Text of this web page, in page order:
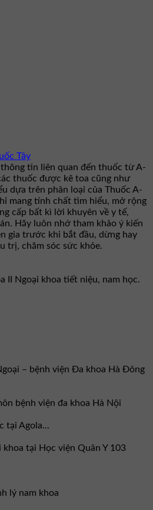
Tây
tin liên quan đến thuốc từ A-
thuốc được kê toa cũng như
dựa trên phân loại của Thuốc A-
mang tính chất tìm hiểu, mở rộng
cấp bất kì lời khuyên về y tế,
Hãy luôn nhớ tham khảo ý kiến
gia trước khi bắt đầu, dừng hay
trị, chăm sóc sức khỏe.
II Ngoại khoa tiết niệu, nam học.
– bệnh viện Đa khoa Hà Đông
bệnh viện đa khoa Hà Nội
tại Agola...
tại Học viện Quân Y 103
lý nam khoa